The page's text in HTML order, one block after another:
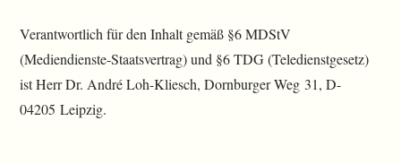
Verantwortlich für den Inhalt gemäß §6 MDStV
(Mediendienste-Staatsvertrag) und §6 TDG (Teledienstgesetz)
ist Herr Dr. André Loh-Kliesch, Dornburger Weg 31, D-
04205 Leipzig.